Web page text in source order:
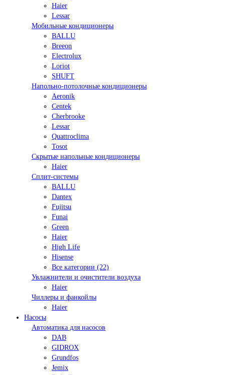
Haier
Lessar
Мобильные кондиционеры
BALLU
Breeon
Electrolux
Loriot
SHUFT
Напольно-потолочные кондиционеры
Aeronik
Centek
Cherbrooke
Lessar
Quattroclima
Tosot
Скрытые напольные кондиционеры
Haier
Сплит-системы
BALLU
Dantex
Fujitsu
Funai
Green
Haier
High Life
Hisense
Все категории (22)
Увлажнители и очистители воздуха
Haier
Чиллеры и фанкойлы
Haier
Насосы
Автоматика для насосов
DAB
GIDROX
Grundfos
Jemix